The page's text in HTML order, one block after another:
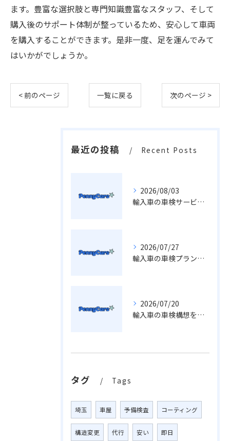
ます。豊富な選択肢と専門知識豊富なスタッフ、そして
購入後のサポート体制が整っているため、安心して車両
を購入することができます。是非一度、足を運んでみて
はいかがでしょうか。
< 前のページ 一覧に戻る 次のページ >
最近の投稿 Recent Posts
2026/08/03
輸入車の車検サービス費用や車屋選びで失敗しないための全知識
2026/07/27
輸入車の車検プラン変更に役立つ埼玉県での最適な選び方と費用比較
2026/07/20
輸入車の車検構想を車屋視点で徹底解説し最適な費用節約術まで紹介
タグ Tags
埼玉 車屋 予備検査 コーティング
構造変更 代行 安い 即日